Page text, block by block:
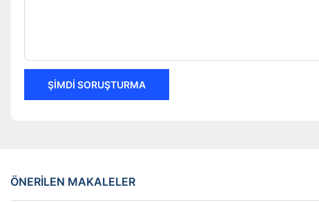
ŞIMDI SORUŞTURMA
ÖNERILEN MAKALELER